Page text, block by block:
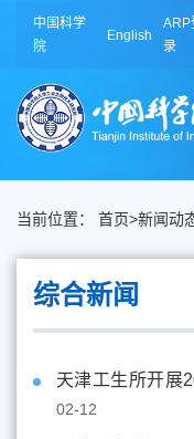
中国科学
院
English
ARP
录
当前位置： 首页>新闻动
综合新闻
天津工生所开展
02-12